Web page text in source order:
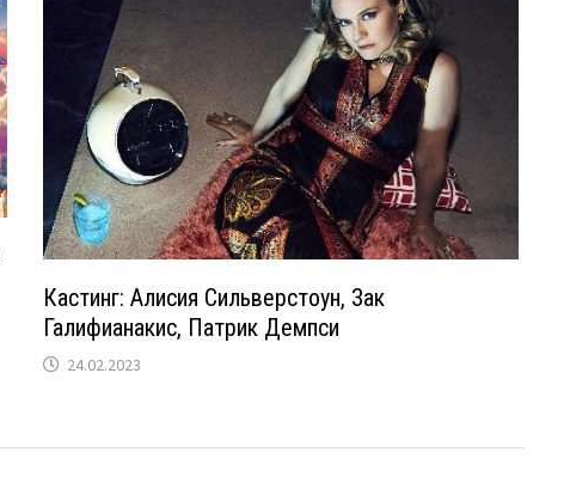
Кастинг: Алисия Сильверстоун, Зак
Галифианакис, Патрик Демпси
24.02.2023